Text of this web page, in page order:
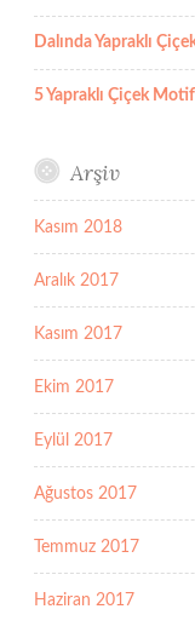
Dalında Yapraklı
5 Yapraklı Çiçek
Arşiv
Kasım 2018
Aralık 2017
Kasım 2017
Ekim 2017
Eylül 2017
Ağustos 2017
Temmuz 2017
Haziran 2017